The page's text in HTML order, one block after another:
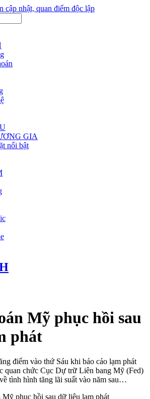
cập nhật, quan điểm độc lập
GIA
nổi bật
Mỹ phục hồi sau
phát
điểm vào thứ Sáu khi báo cáo lạm phát
quan chức Cục Dự trữ Liên bang Mỹ (Fed)
tình hình tăng lãi suất vào năm sau…